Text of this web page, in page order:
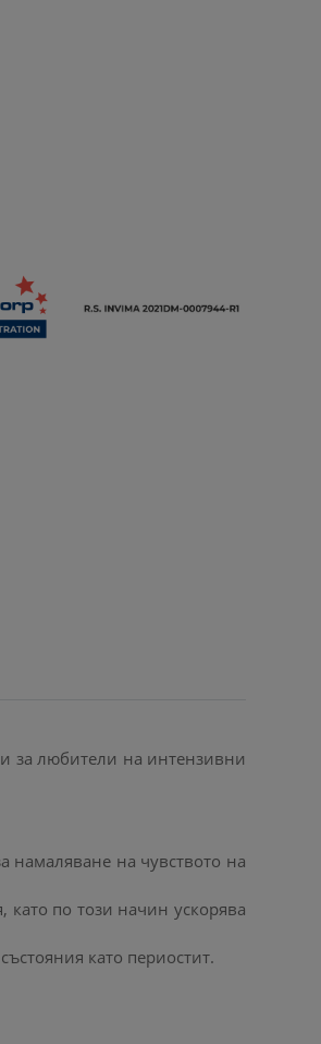
за любители на интензивни
намаляване на чувството на
като по този начин ускорява
като периостит.